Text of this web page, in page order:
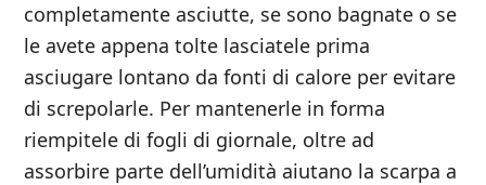
completamente asciutte, se sono bagnate o se
le avete appena tolte lasciatele prima
asciugare lontano da fonti di calore per evitare
di screpolarle. Per mantenerle in forma
riempitele di fogli di giornale, oltre ad
assorbire parte dell’umidità aiutano la scarpa a